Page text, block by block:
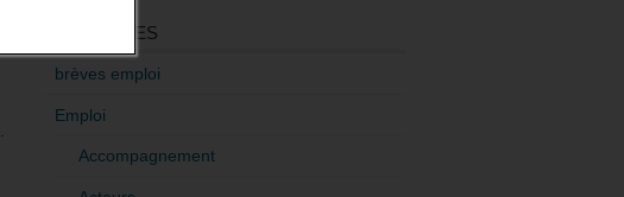
CATÉGORIES
brèves emploi
Emploi
Accompagnement